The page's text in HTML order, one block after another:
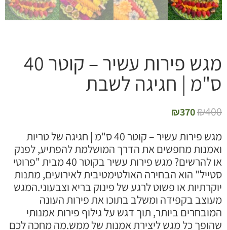
מגש פירות עשיר – קוטר 40
| חגיגה לשבת
₪
₪370
מגש פירות עשיר – קוטר 40 ס"מ | חגיגה של טריות
מחפשים את הדרך המושלמת להפתיע, לפנק
או להרשים? מגש פירות עשיר בקוטר 40 מבית "פרוטי
הוא הבחירה האולטימטיבית לאירועים, מתנות
או פשוט לרגע של פינוק בריא וצבעוני.המגש
בקפידה ומשלב בתוכו את פירות העונה
ביותר, תוך דגש על גילוף פירות אמנותי
כל מגש ליצירת אמנות של ממש.מה מחכה לכם